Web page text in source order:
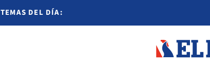
TEMAS DEL DÍA: